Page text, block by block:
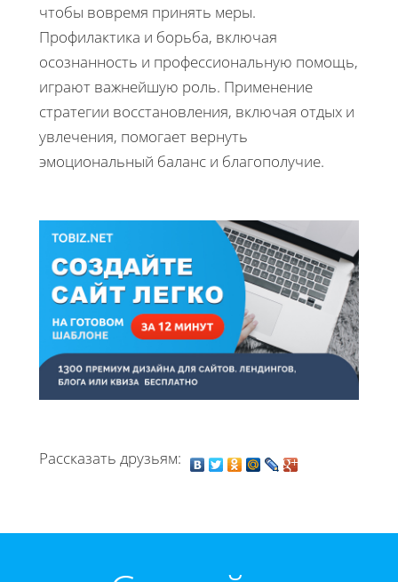
чтобы вовремя принять меры.
Профилактика и борьба, включая
осознанность и профессиональную помощь,
играют важнейшую роль. Применение
стратегии восстановления, включая отдых и
увлечения, помогает вернуть
эмоциональный баланс и благополучие.
Рассказать друзьям: